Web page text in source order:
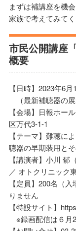
まずは補講座を機
家族で考えてみてく
市⺠公開講座
概要
【日時】2023年6
（最新補聴器の展
【会場】⽇報ホー
区万代3-1-1
【テーマ】難聴に
聴器の早期装⽤と
【講演者】⼩川
／ オトクリニック
【定員】200名（
りません
【特設サイト】
※録画配信は６⽉